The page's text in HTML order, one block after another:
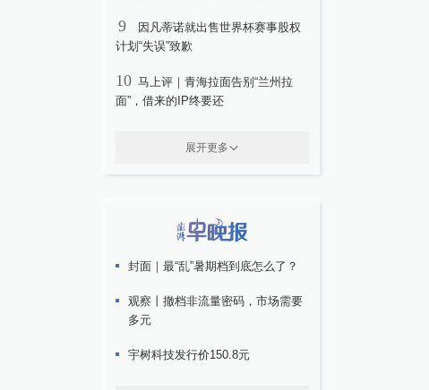
9
因凡蒂诺就出售世界杯赛事股权
计划“失误”致歉
10 马上评｜青海拉面告别“兰州拉
面”，借来的IP终要还
展开更多
封面｜最“乱”暑期档到底怎么了？
观察丨撤档非流量密码，市场需要
多元
宇树科技发行价150.8元